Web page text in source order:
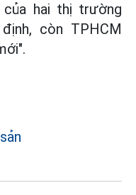
hai thị trường
còn TPHCM